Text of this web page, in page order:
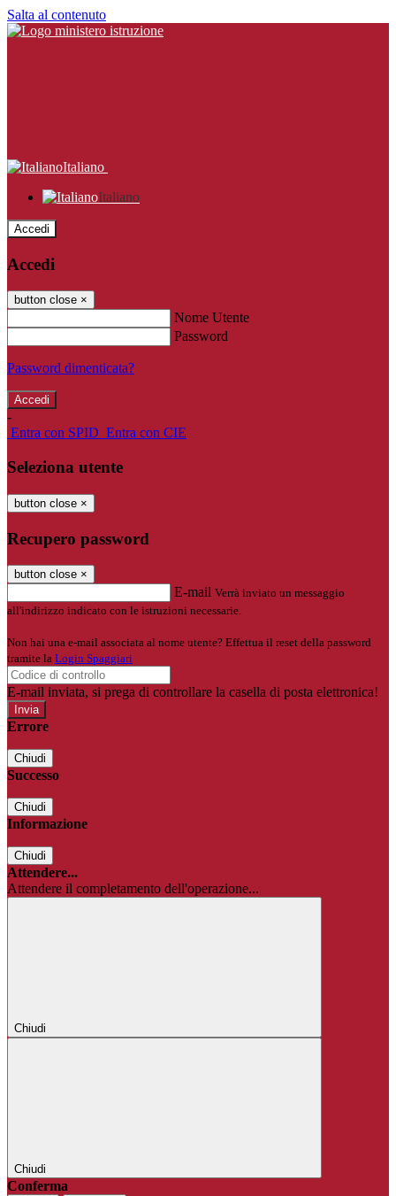
Salta al contenuto
Italiano
Italiano
Accedi
Accedi
button close ×
Nome Utente
Password
Password dimenticata?
-
Entra con SPID Entra con CIE
Seleziona utente
button close ×
Recupero password
button close ×
E-mail Verrà inviato un messaggio
all'indirizzo indicato con le istruzioni necessarie.
Non hai una e-mail associata al nome utente? Effettua il reset della password
tramite la Login Spaggiari
E-mail inviata, si prega di controllare la casella di posta elettronica!
Errore
Chiudi
Successo
Chiudi
Informazione
Chiudi
Attendere...
Attendere il completamento dell'operazione...
Chiudi
Chiudi
Conferma